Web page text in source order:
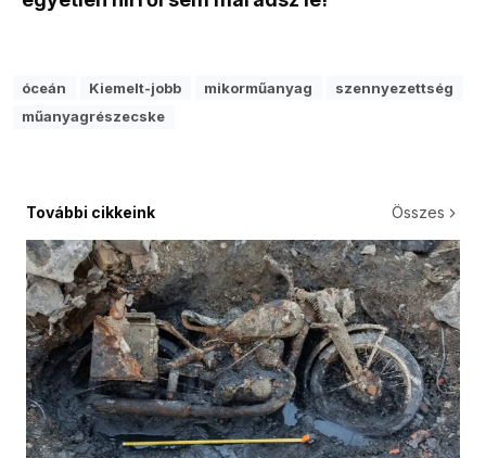
óceán Kiemelt-jobb mikorműanyag
szennyezettség
műanyagrészecske
További cikkeink Összes